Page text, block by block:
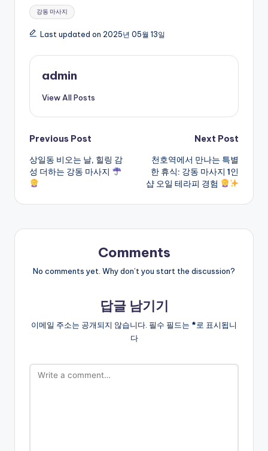
Tags:
강동 마사지
Last updated on 2025년 05월 13일
admin
View All Posts
Post
navigation
Previous Post
상일동 비오는 날, 힐링 감
성 더하는 강동 마사지
Next Post
천호역에서 만나는 특별
한 휴식: 강동 마사지 1인
샵 오일 테라피 경험
Comments
No comments yet. Why don’t you start the discussion?
답글 남기기
이메일 주소는 공개되지 않습니다. 필수 필드는 *로 표시됩니
다